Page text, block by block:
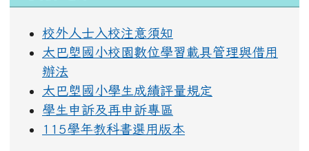
校外人士入校注意須知
太巴塱國小校園數位學習載具管理與借用
辦法
太巴塱國小學生成績評量規定
學生申訴及再申訴專區
115學年教科書選用版本